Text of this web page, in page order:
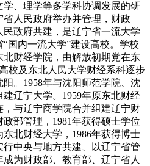
、理学等多学科协调发展的研
人民政府举办并管理，财政
政府共建，是辽宁省一流大学
国内一流大学”建设高校。学校
北财经学院，由解放初期党在东
校及东北人民大学财经系科逐步
。1958年与沈阳师范学院、沈
辽宁大学。1959年原东北财经
与辽宁商学院合并组建辽宁财
部管理，1981年获得硕士学位
东北财经大学，1986年获得博士
行中央与地方共建、以辽宁省管
为财政部、教育部、辽宁省人